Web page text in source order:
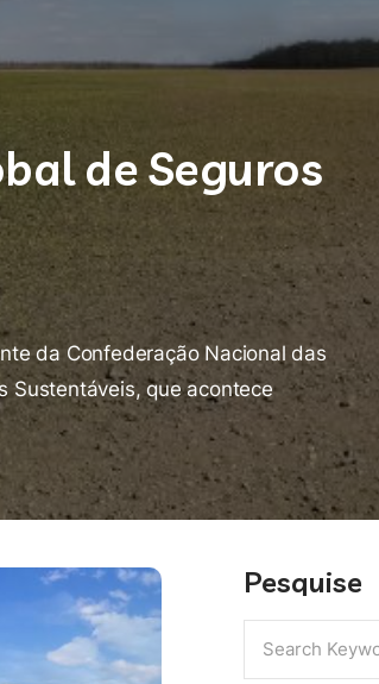
de Seguros
da Confederação Nacional das
Sustentáveis, que acontece
Pesquise